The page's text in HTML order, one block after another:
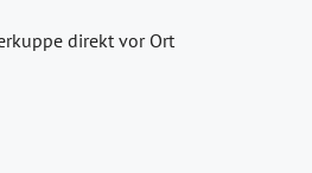
direkt vor Ort